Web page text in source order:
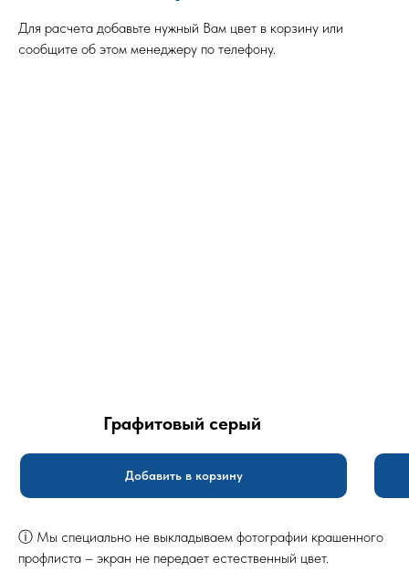
Для расчета добавьте нужный Вам цвет в корзину или
сообщите об этом менеджеру по телефону.
Графитовый серый
Добавить в корзину
ⓘ Мы специально не выкладываем фотографии крашенного
профлиста – экран не передает естественный цвет.